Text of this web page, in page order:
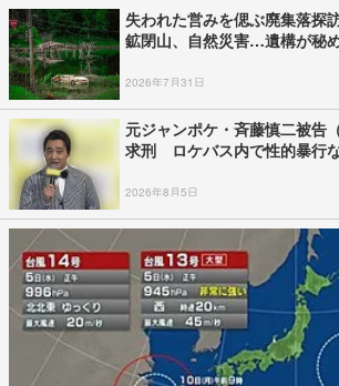
失われた営みを偲ぶ廃集落探
鉱閉山、自然災害…遺構が秘
2026年7月31日
元ジャンポケ・斉藤慎二被告
求刑 ロケバス内で性的暴行
2026年8月5日